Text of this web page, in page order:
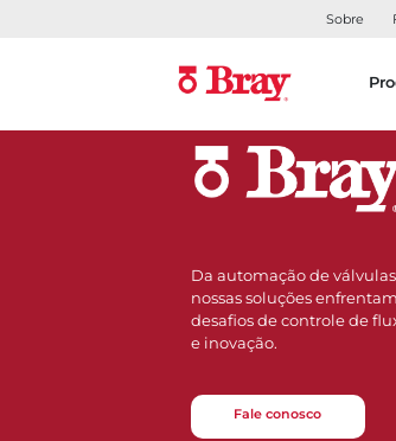
Sobre
Da automação de
nossas soluções
desafios de controle de
e inovação.
Fale conosco